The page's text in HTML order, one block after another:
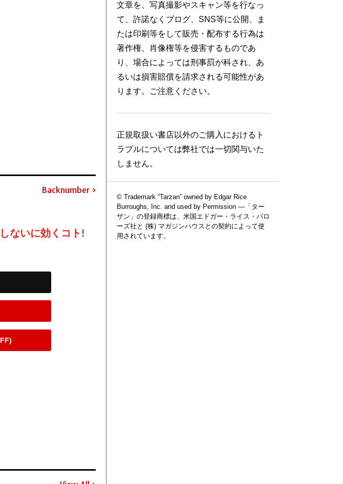
Backnumber
ないに効くコト!
文章を、写真撮影やスキャン等を行なっ
て、許諾なくブログ、SNS等に公開、ま
たは印刷等をして販売・配布する行為は
著作権、肖像権等を侵害するものであ
り、場合によっては刑事罰が科され、あ
るいは損害賠償を請求される可能性があ
ります。ご注意ください。
正規取扱い書店以外のご購入におけるト
ラブルについては弊社では一切関与いた
しません。
© Trademark “Tarzan” owned by Edgar Rice
Burroughs, Inc. and used by Permission —「ター
ザン」の登録商標は、米国エドガー・ライス・バロ
ーズ社と (株) マガジンハウスとの契約によって使
用されています。